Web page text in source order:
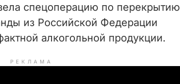
спецоперацию по перекрытию
из Российской Федерации
алкогольной продукции.
РЕКЛАМА